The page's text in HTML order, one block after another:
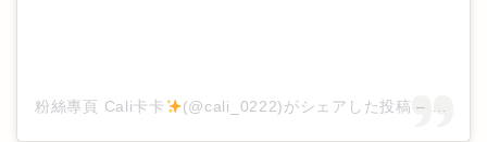
粉絲專頁 Cali卡卡 (@cali_0222)がシェアした投稿 – 2019